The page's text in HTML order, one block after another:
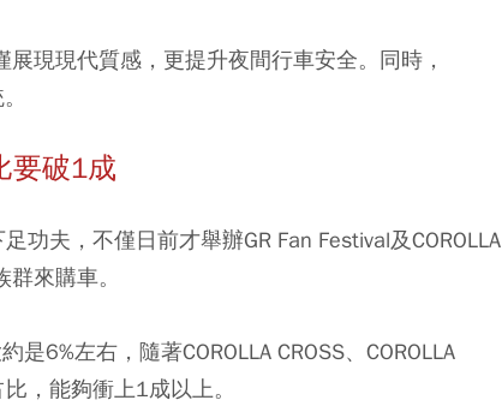
現現代質感，更提升夜間行車安全。同時，
要破1成
功夫，不僅日前才舉辦GR Fan Festival及COROLLA
來購車。
6%左右，隨著COROLLA CROSS、COROLLA
，能夠衝上1成以上。